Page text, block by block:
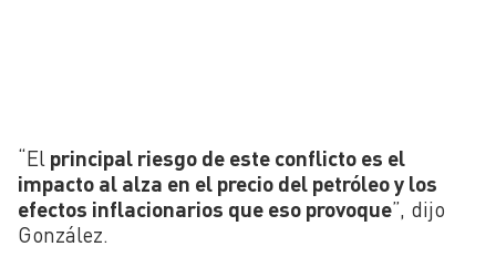
“El principal riesgo de este conflicto es el
impacto al alza en el precio del petróleo y los
efectos inflacionarios que eso provoque”, dijo
González.